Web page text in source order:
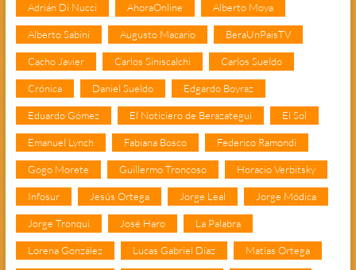
Adrián Di Nucci AhoraOnline Alberto Moya
Alberto Sabini Augusto Macario BeraUnPaisTV
Cacho Javier Carlos Siniscalchi Carlos Sueldo
Crónica Daniel Sueldo Edgardo Boyraz
Eduardo Gómez El Noticiero de Berazategui El Sol
Emanuel Lynch Fabiana Bosco Federico Ramondi
Gogo Morete Guillermo Troncoso Horacio Verbitsky
Infosur Jesús Ortega Jorge Leal Jorge Módica
Jorge Tronqui José Haro La Palabra
Lorena González Lucas Gabriel Díaz Matías Ortega